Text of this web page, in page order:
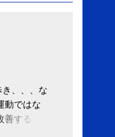
、、、な
動ではな
する、